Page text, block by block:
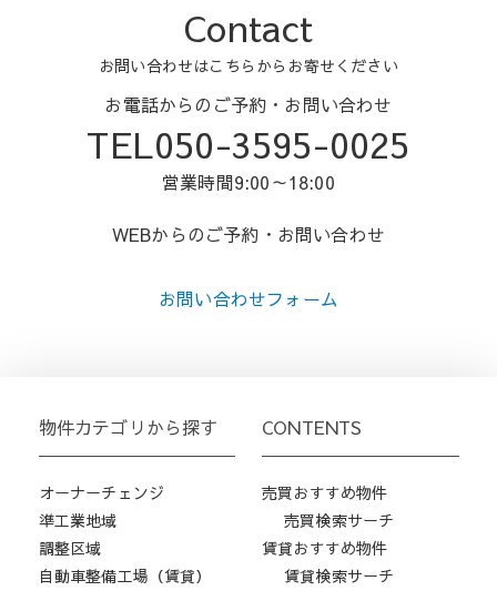
Contact
お問い合わせはこちらからお寄せください
お電話からのご予約・お問い合わせ
TEL050-3595-0025
営業時間9:00～18:00
WEBからのご予約・お問い合わせ
お問い合わせフォーム
物件カテゴリから探す
オーナーチェンジ
準工業地域
調整区域
自動車整備工場（賃貸）
CONTENTS
売買おすすめ物件
売買検索サーチ
賃貸おすすめ物件
賃貸検索サーチ